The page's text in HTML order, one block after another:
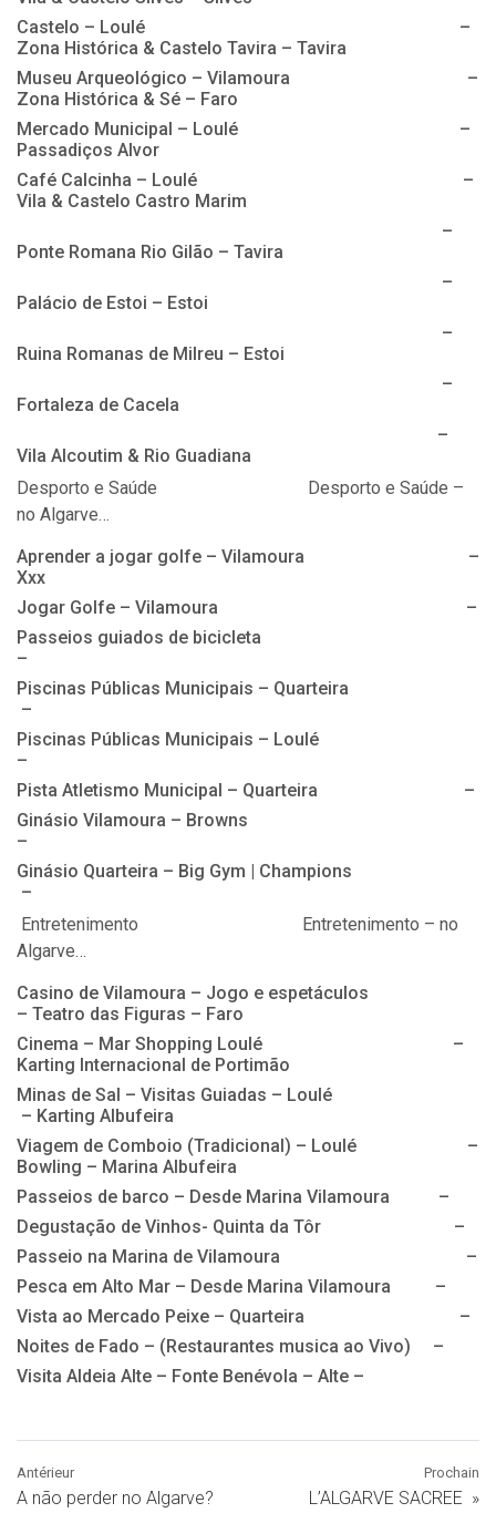
Castelo – Loulé –
Zona Histórica & Castelo Tavira – Tavira
Museu Arqueológico – Vilamoura –
Zona Histórica & Sé – Faro
Mercado Municipal – Loulé –
Passadiços Alvor
Café Calcinha – Loulé –
Vila & Castelo Castro Marim
–
Ponte Romana Rio Gilão – Tavira
–
Palácio de Estoi – Estoi
–
Ruina Romanas de Milreu – Estoi
–
Fortaleza de Cacela
–
Vila Alcoutim & Rio Guadiana
Desporto e Saúde Desporto e Saúde –
no Algarve…
Aprender a jogar golfe – Vilamoura –
Xxx
Jogar Golfe – Vilamoura –
Passeios guiados de bicicleta
–
Piscinas Públicas Municipais – Quarteira
–
Piscinas Públicas Municipais – Loulé
–
Pista Atletismo Municipal – Quarteira –
Ginásio Vilamoura – Browns
–
Ginásio Quarteira – Big Gym | Champions
–
Entretenimento Entretenimento – no
Algarve…
Casino de Vilamoura – Jogo e espetáculos
– Teatro das Figuras – Faro
Cinema – Mar Shopping Loulé –
Karting Internacional de Portimão
Minas de Sal – Visitas Guiadas – Loulé
– Karting Albufeira
Viagem de Comboio (Tradicional) – Loulé –
Bowling – Marina Albufeira
Passeios de barco – Desde Marina Vilamoura –
Degustação de Vinhos- Quinta da Tôr –
Passeio na Marina de Vilamoura –
Pesca em Alto Mar – Desde Marina Vilamoura –
Vista ao Mercado Peixe – Quarteira –
Noites de Fado – (Restaurantes musica ao Vivo) –
Visita Aldeia Alte – Fonte Benévola – Alte –
Antérieur
A não perder no Algarve?
Prochain
L’ALGARVE SACREE »